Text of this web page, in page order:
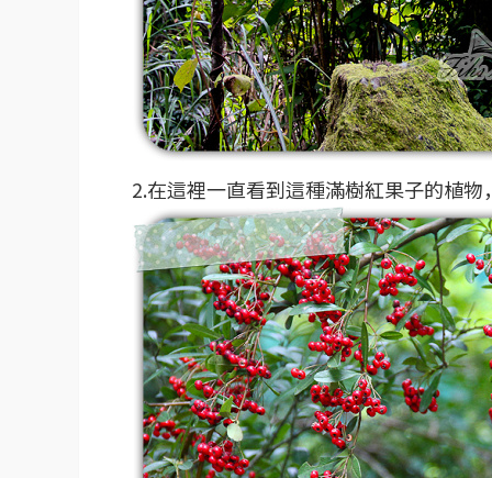
2.在這裡一直看到這種滿樹紅果子的植